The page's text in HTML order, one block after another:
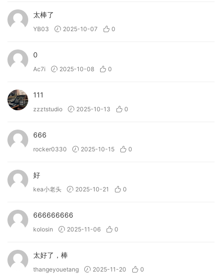
太棒了
YB03 2025-10-07 0
0
Ac7i 2025-10-08 0
111
zzztstudio 2025-10-13 0
666
rocker0330 2025-10-15 0
好
kea小老头 2025-10-21 0
666666666
kolosin 2025-11-06 0
太好了，棒
thangeyouetang 2025-11-20 0